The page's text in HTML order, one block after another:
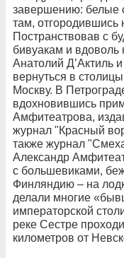
завершению: белые
там,
Постранствовав с
бивуакам и вдоволь
Анатолий Д’Актиль
вернуться в
Москву. В
вдохновившись
Амфитеатрова,
журнал "Красный
также журнал
Александр
с большевиками,
Финляндию – на
делали многие
императорской
реке Сестре
километров от